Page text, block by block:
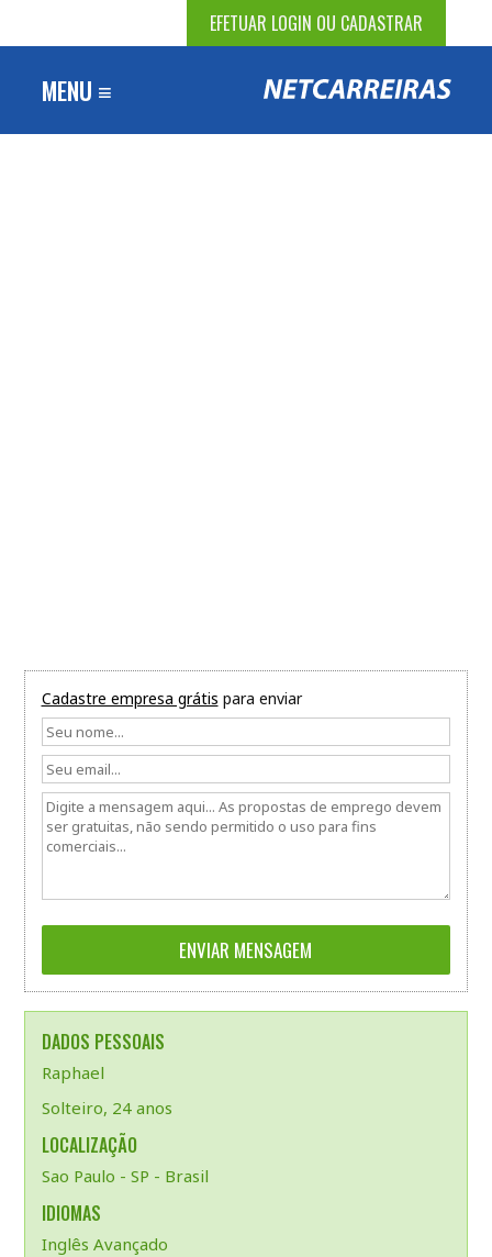
EFETUAR LOGIN OU CADASTRAR
MENU ≡
Cadastre empresa grátis para enviar
DADOS PESSOAIS
Raphael
Solteiro, 24 anos
LOCALIZAÇÃO
Sao Paulo - SP - Brasil
IDIOMAS
Inglês Avançado